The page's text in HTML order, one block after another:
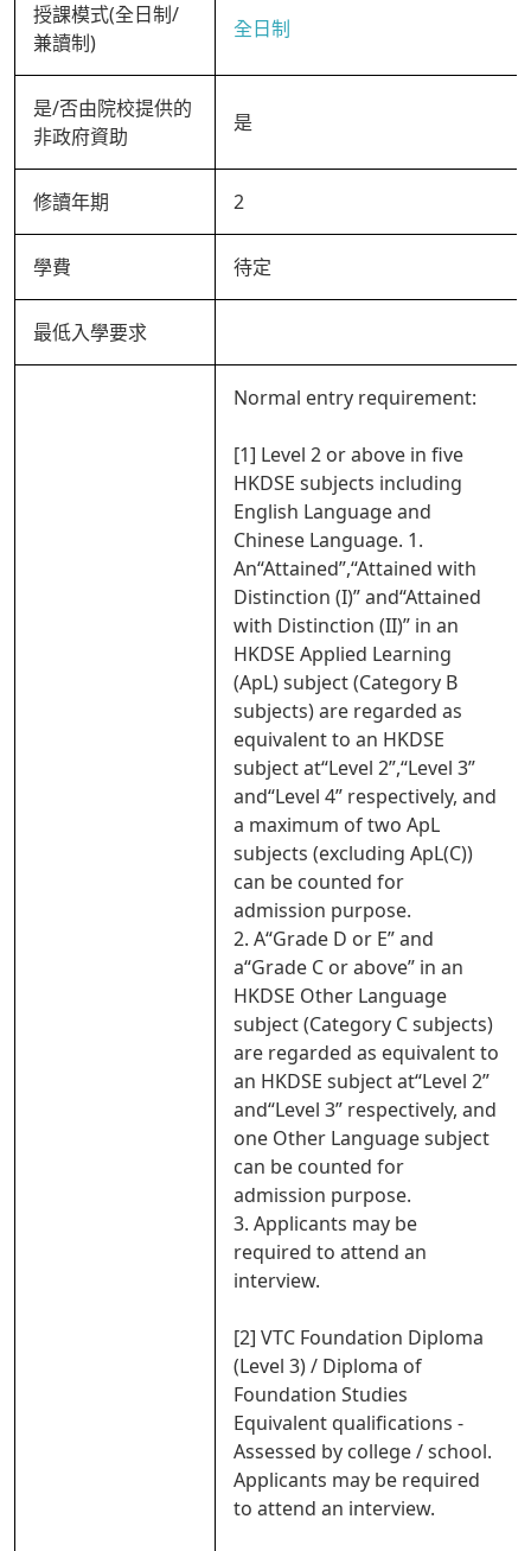
授課模式(全日制/
兼讀制)
全日制
是/否由院校提供的
非政府資助
是
修讀年期 2
學費 待定
最低入學要求
Normal entry requirement:
[1] Level 2 or above in five
HKDSE subjects including
English Language and
Chinese Language. 1.
An“Attained”,“Attained with
Distinction (I)” and“Attained
with Distinction (II)” in an
HKDSE Applied Learning
(ApL) subject (Category B
subjects) are regarded as
equivalent to an HKDSE
subject at“Level 2”,“Level 3”
and“Level 4” respectively, and
a maximum of two ApL
subjects (excluding ApL(C))
can be counted for
admission purpose.
2. A“Grade D or E” and
a“Grade C or above” in an
HKDSE Other Language
subject (Category C subjects)
are regarded as equivalent to
an HKDSE subject at“Level 2”
and“Level 3” respectively, and
one Other Language subject
can be counted for
admission purpose.
3. Applicants may be
required to attend an
interview.
[2] VTC Foundation Diploma
(Level 3) / Diploma of
Foundation Studies
Equivalent qualifications -
Assessed by college / school.
Applicants may be required
to attend an interview.